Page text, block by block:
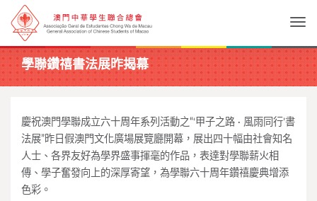
學聯鑽禧書法展昨揭幕
慶祝澳門學聯成立六十周年系列活動之“‘甲子之路 · 風雨同行’書
法展”昨日假澳門文化廣場展覽廳開幕，展出四十幅由社會知名
人士、各界友好為學界盛事揮毫的作品，表達對學聯薪火相
傳、學子奮發向上的深厚寄望，為學聯六十周年鑽禧慶典增添
色彩。